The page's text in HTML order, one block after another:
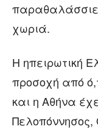
χωριά.
Η ηπειρωτική
προσοχή από
και η Αθήνα